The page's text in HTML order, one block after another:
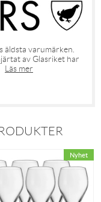
äldsta varumärken.
av Glasriket har
Läs mer